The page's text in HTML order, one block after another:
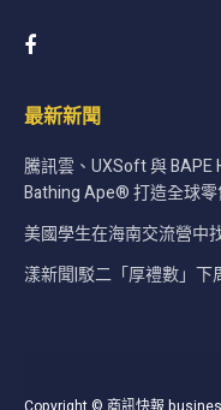
最新新聞
騰訊雲、UXSoft 與 BAPE
Bathing Ape® 打造全球
美國學生在海南交流營中
漾新聞|駁二「厚禮數」